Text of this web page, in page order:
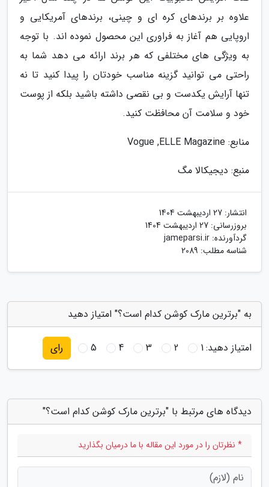
علاوه بر برندهای کره ای و چینی، برندهای آمریکایی و
اروپایی هم آغاز به فراوری این محصول نموده اند. با توجه
به ویژگی های مختلفی که هر برند ارائه می دهد شما به
راحتی می توانید گزینه مناسب خودتان را پیدا کنید تا نه
تنها آرایش یکدست و بی نقصی داشته باشید بلکه از پوست
خود و سلامت آن محافظت کنید.
منابع: Vogue ,ELLE Magazine
منبع: دیجیکالا مگ
انتشار: 27 اردیبهشت 1404
بروزرسانی: 27 اردیبهشت 1404
گردآورنده: jameparsi.ir
شناسه مطلب: 2089
به "برترین مارک کوشن کدام است؟" امتیاز دهید
امتیاز دهید:1
2
3
4
5 رای
دیدگاه های مرتبط با "برترین مارک کوشن کدام است؟"
* نظرتان را در مورد این مقاله با ما درمیان بگذارید